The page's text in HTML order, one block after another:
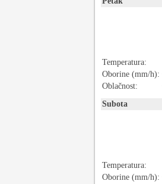
Temperatura:
Oborine (mm/h):
Oblačnost:
Subota
Temperatura:
Oborine (mm/h):